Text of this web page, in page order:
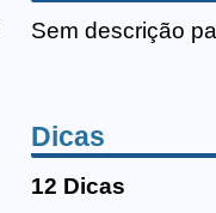
Sem descrição
Dicas
12 Dicas